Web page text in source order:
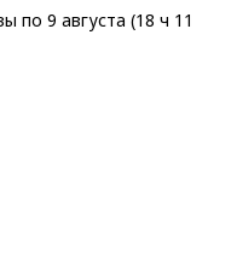
по 9 августа (18 ч 11